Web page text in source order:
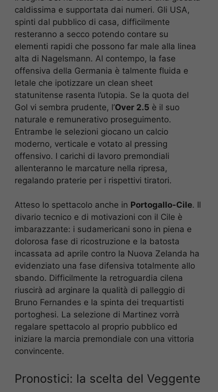
caldissima e supportata dai numeri. Gli USA,
spinti dal pubblico di casa, difficilmente
resteranno a secco potendo contare su
elementi rapidi che possono far male alla linea
alta di Nagelsmann. Al contempo, la fase
offensiva della Germania è talmente fluida e
letale che ipotizzare un clean sheet
statunitense rasenta l’utopia. Se la quota del
Gol vi sembra prudente, l’Over 2.5 è il suo
naturale e remunerativo proseguimento.
Entrambe le selezioni giocano un calcio
moderno, verticale e votato al pressing
offensivo. I carichi di lavoro premondiali
allenteranno le marcature nella ripresa,
regalando praterie per i rispettivi tiratori.
Atteso lo spettacolo anche in Portogallo-Cile. Il
divario tecnico e di motivazioni con il Cile è
imbarazzante: i sudamericani sono in piena e
dolorosa fase di ricostruzione e la batosta
incassata ad aprile contro la Nuova Zelanda ha
evidenziato una fase difensiva totalmente allo
sbando. Difficilmente la retroguardia cilena
riuscirà ad arginare la qualità di palleggio di
Bruno Fernandes e la spinta dei trequartisti
portoghesi. La selezione di Martinez vorrà
regalare spettacolo al proprio pubblico ed
iniziare la marcia premondiale con una vittoria
convincente.
Pronostici: la scelta del Veggente